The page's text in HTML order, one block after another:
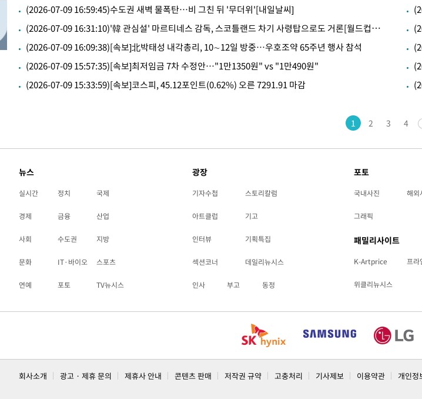
-19056초 전 >
'월드컵 탈락 후폭풍' 축구협회…11시간 걸린 초유의 압수수색(종
합)
-18492초 전 >[속보] 뉴욕증시, 혼조 출발…나스닥 0.3%↓, 다우 0.14%↑
-17285초 전 >축구협회, 15년 전 심판 성 접대 파문에 "현재는 내부 지침 준수"
-15970초 전 >경찰, '홍명보는 2순위' 결론냈던 스포츠윤리센터도 압수수색
-1566초 전 >[속보]합참 "北 발사체는 단거리탄도미사일…감시·경계태세 강화"
24분 전 >'낮 최고 39도' 불볕더위…한밤 열대야도 계속[내일날씨]
24분 전 >
[속보]7~9일 프로야구 3연전도 폭염 취소…11일 재개
33분 전 >
'월드컵 탈락 후폭풍' 축구협회…초유의 압수수색에 '충격·당황'
36분 전 >
서울 낮 37.9도, 올여름 최고치 경신…영등포 순간 '40도'
1시간 전 >
[속보]코스피, 301.88포인트(4.58%) 내린 6296.38 마감
1시간 전 >
[속보]원·달러 환율, 0.7원 내린 1423.8원 마감
3시간 전 >손흥민, 5경기 연속골 실패…LAFC는 승부차기 끝 과달라하라 격파
내일까지 39도 '펄펄'…기상청 "태풍 지나며 폭염 잠시 꺾인다"
(2026-07-09 16:59:45)수도권 새벽 물폭탄…비 그친 뒤 '무더위'[내일날씨]
(2026-07-09 16:31:10)'韓 관심설' 마르티네스 감독, 스코틀랜드 차기 사령탑으로도 거론[월드컵24시]
(2026-07-09 16:09:38)[속보]北박태성 내각총리, 10∼12일 방중…우호조약 65주년 행사 참석
(2026-07-09 15:57:35)[속보]최저임금 7차 수정안…"1만1350원" vs "1만490원"
(2026-07-09 15:33:59)[속보]코스피, 45.12포인트(0.62%) 오른 7291.91 마감
1 2 3 4
뉴스
실시간 정치 국제
경제 금융 산업
사회 수도권 지방
문화 IT·바이오 스포츠
연예 포토 TV뉴시스
광장
기자수첩 스토리칼럼
아트클럽 기고
인터뷰 기획특집
섹션코너 데일리뉴시스
인사 부고 동정
포토
국내사진 해외
그래픽
패밀리사이트
K-Artprice 프라
위클리뉴시스
회사소개 광고 · 제휴 문의 제휴사 안내 콘텐츠 판매 저작권 규약 고충처리 기사제보 이용약관 개인정